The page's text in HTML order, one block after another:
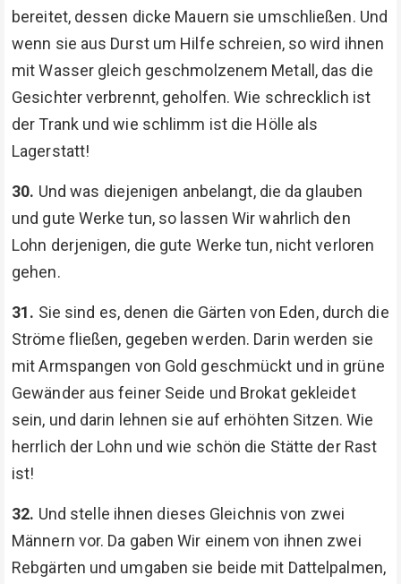
bereitet, dessen dicke Mauern sie umschließen. Und
wenn sie aus Durst um Hilfe schreien, so wird ihnen
mit Wasser gleich geschmolzenem Metall, das die
Gesichter verbrennt, geholfen. Wie schrecklich ist
der Trank und wie schlimm ist die Hölle als
Lagerstatt!
30. Und was diejenigen anbelangt, die da glauben
und gute Werke tun, so lassen Wir wahrlich den
Lohn derjenigen, die gute Werke tun, nicht verloren
gehen.
31. Sie sind es, denen die Gärten von Eden, durch die
Ströme fließen, gegeben werden. Darin werden sie
mit Armspangen von Gold geschmückt und in grüne
Gewänder aus feiner Seide und Brokat gekleidet
sein, und darin lehnen sie auf erhöhten Sitzen. Wie
herrlich der Lohn und wie schön die Stätte der Rast
ist!
32. Und stelle ihnen dieses Gleichnis von zwei
Männern vor. Da gaben Wir einem von ihnen zwei
Rebgärten und umgaben sie beide mit Dattelpalmen,